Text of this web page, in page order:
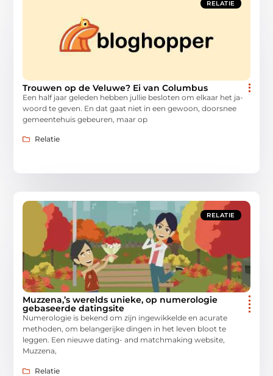
RELATIE
Trouwen op de Veluwe? Ei van Columbus
Een half jaar geleden hebben jullie besloten om elkaar het ja-
woord te geven. En dat gaat niet in een gewoon, doorsnee
gemeentehuis gebeuren, maar op
Relatie
RELATIE
Muzzena,’s werelds unieke, op numerologie
gebaseerde datingsite
Numerologie is bekend om zijn ingewikkelde en acurate
methoden, om belangerijke dingen in het leven bloot te
leggen. Een nieuwe dating- and matchmaking website,
Muzzena,
Relatie